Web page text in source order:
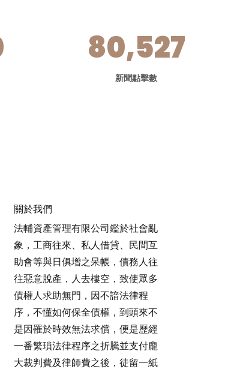
80,527
新聞點擊數
關於我們
法輔資產管理有限公司鑑於社會亂
象，工商往來、私人借貸、民間互
助會等與日俱增之呆帳，債務人往
往惡意脫產，人去樓空，致使眾多
債權人求助無門，因不諳法律程
序，不懂如何保全債權，到頭來不
是因罹於時效無法求償，便是歷經
一番繁瑣法律程序之折騰並支付龐
大裁判費及律師費之後，徒留一紙